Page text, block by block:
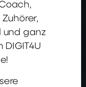
und ganz
DIGIT4U